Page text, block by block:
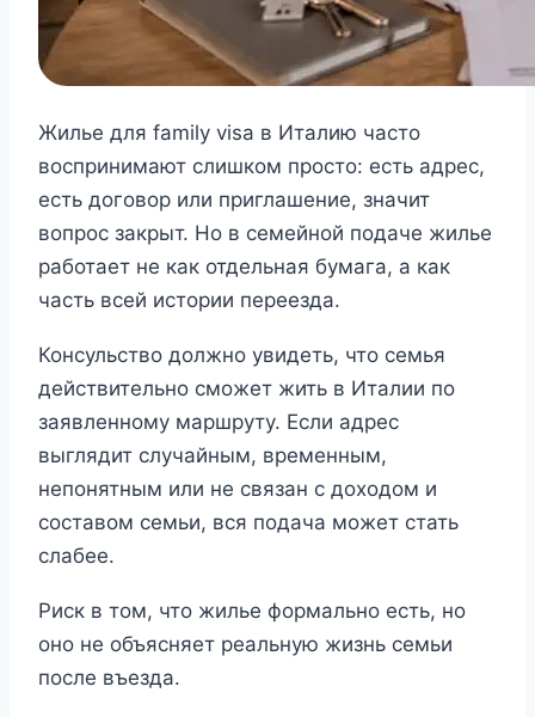
Жилье для family visa в Италию часто
воспринимают слишком просто: есть адрес,
есть договор или приглашение, значит
вопрос закрыт. Но в семейной подаче жилье
работает не как отдельная бумага, а как
часть всей истории переезда.
Консульство должно увидеть, что семья
действительно сможет жить в Италии по
заявленному маршруту. Если адрес
выглядит случайным, временным,
непонятным или не связан с доходом и
составом семьи, вся подача может стать
слабее.
Риск в том, что жилье формально есть, но
оно не объясняет реальную жизнь семьи
после въезда.